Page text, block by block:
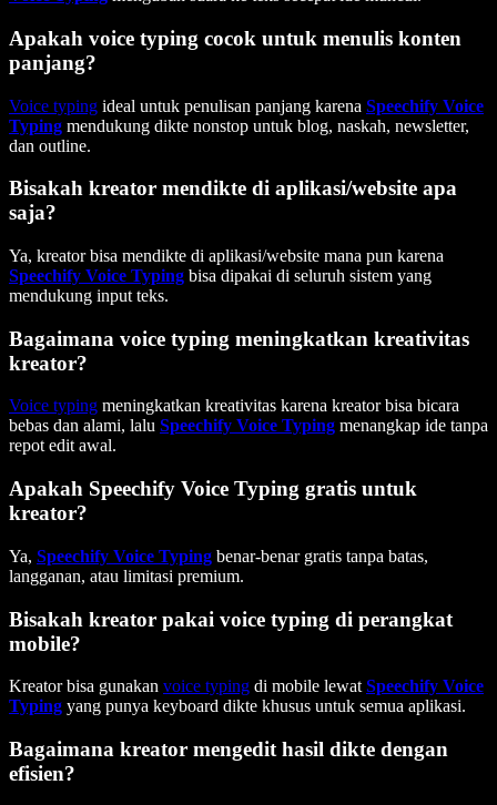
Apakah voice typing cocok untuk menulis konten
panjang?
Voice typing ideal untuk penulisan panjang karena Speechify Voice
Typing mendukung dikte nonstop untuk blog, naskah, newsletter,
dan outline.
Bisakah kreator mendikte di aplikasi/website apa
saja?
Ya, kreator bisa mendikte di aplikasi/website mana pun karena
Speechify Voice Typing bisa dipakai di seluruh sistem yang
mendukung input teks.
Bagaimana voice typing meningkatkan kreativitas
kreator?
Voice typing meningkatkan kreativitas karena kreator bisa bicara
bebas dan alami, lalu Speechify Voice Typing menangkap ide tanpa
repot edit awal.
Apakah Speechify Voice Typing gratis untuk
kreator?
Ya, Speechify Voice Typing benar-benar gratis tanpa batas,
langganan, atau limitasi premium.
Bisakah kreator pakai voice typing di perangkat
mobile?
Kreator bisa gunakan voice typing di mobile lewat Speechify Voice
Typing yang punya keyboard dikte khusus untuk semua aplikasi.
Bagaimana kreator mengedit hasil dikte dengan
efisien?